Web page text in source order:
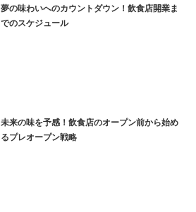
夢の味わいへのカウントダウン！飲食店開業ま
でのスケジュール
未来の味を予感！飲食店のオープン前から始め
るプレオープン戦略